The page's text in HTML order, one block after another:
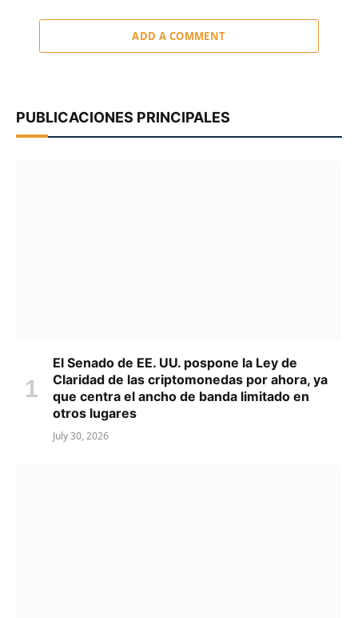
ADD A COMMENT
PUBLICACIONES PRINCIPALES
El Senado de EE. UU. pospone la Ley de
Claridad de las criptomonedas por ahora, ya
que centra el ancho de banda limitado en
otros lugares
July 30, 2026